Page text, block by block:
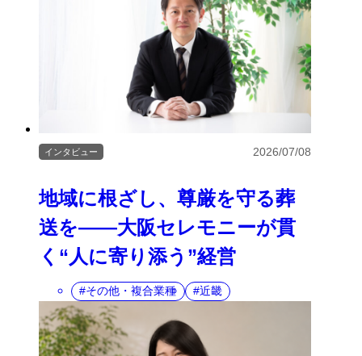
地域に根ざし、尊厳を守る葬
送を――大阪セレモニーが貫
く“人に寄り添う”経営
インタビュー 2026/07/08
その他・複合業種 近畿